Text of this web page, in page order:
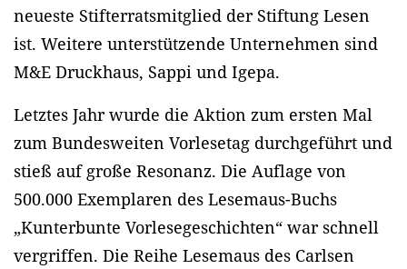
neueste Stifterratsmitglied der Stiftung Lesen
ist. Weitere unterstützende Unternehmen sind
M&E Druckhaus, Sappi und Igepa.
Letztes Jahr wurde die Aktion zum ersten Mal
zum Bundesweiten Vorlesetag durchgeführt und
stieß auf große Resonanz. Die Auflage von
500.000 Exemplaren des Lesemaus-Buchs
„Kunterbunte Vorlesegeschichten“ war schnell
vergriffen. Die Reihe Lesemaus des Carlsen